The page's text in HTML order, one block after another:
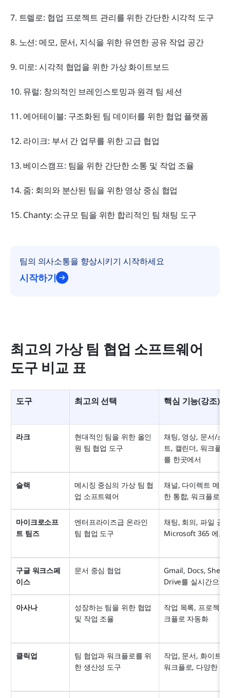
7. 트렐로: 협업 프로젝트 관리를 위한 간단한 시각적 도구
8. 노션: 메모, 문서, 지식을 위한 유연한 공유 작업 공간
9. 미로: 시각적 협업을 위한 가상 화이트보드
10. 뮤럴: 창의적인 브레인스토밍과 원격 팀 세션
11. 에어테이블: 구조화된 팀 데이터를 위한 협업 플랫폼
12. 라이크: 부서 간 업무를 위한 고급 협업
13. 베이스캠프: 팀을 위한 간단한 소통 및 작업 조율
14. 줌: 회의와 분산된 팀을 위한 영상 중심 협업
15. Chanty: 소규모 팀을 위한 합리적인 팀 채팅 도구
팀의 의사소통을 향상시키기 시작하세요
시작하기
최고의 가상 팀 협업 소프트웨어
도구 비교 표
도구 최고의 선택 핵심 기능(강조)
라크
현대적인 팀을 위한 올인
원 팀 협업 도구
채팅, 영상, 문서/스
트, 캘린더, 워크플
를 한곳에서
슬랙
메시징 중심의 가상 팀 협
업 소프트웨어
채널, 다이렉트 메시
한 통합, 워크플로
마이크로소프
트 팀즈
엔터프라이즈급 온라인
팀 협업 도구
채팅, 회의, 파일 공
Microsoft 365 에코
구글 워크스페
이스
문서 중심 협업
Gmail, Docs,
Drive를 실시간으로
아사나
성장하는 팀을 위한 협업
및 작업 조율
작업 목록, 프로젝트
크플로 자동화
클릭업
팀 협업과 워크플로를 위
한 생산성 도구
작업, 문서, 화이트
워크플로, 다양한 보